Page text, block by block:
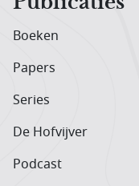
Boeken
Papers
Series
De Hofvijver
Podcast